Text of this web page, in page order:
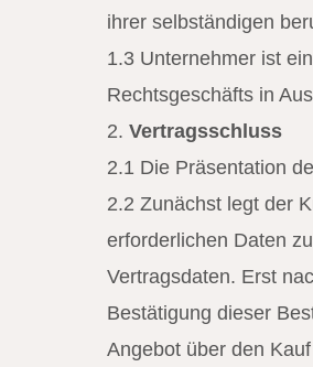
ihrer selbständigen
1.3 Unternehmer ist
Rechtsgeschäfts in
2. Vertragsschluss
2.1 Die Präsentation
2.2 Zunächst legt der
erforderlichen Daten
Vertragsdaten. Erst
Bestätigung dieser
Angebot über den